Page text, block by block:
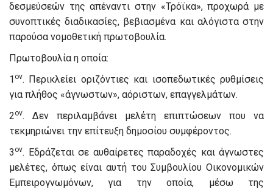
δεσμεύσεών της απέναντι στην «Τρόϊκα», προχωρά με
συνοπτικές διαδικασίες, βεβιασμένα και αλόγιστα στην
παρούσα νομοθετική πρωτοβουλία.
Πρωτοβουλία η οποία:
1 ον. Περικλείει οριζόντιες και ισοπεδωτικές ρυθμίσεις
για πλήθος «άγνωστων», αόριστων, επαγγελμάτων.
2ον. Δεν περιλαμβάνει μελέτη επιπτώσεων που να
τεκμηριώνει την επίτευξη δημοσίου συμφέροντος.
3 ον. Εδράζεται σε αυθαίρετες παραδοχές και άγνωστες
μελέτες, όπως είναι αυτή του Συμβουλίου Οικονομικών
Εμπειρογνωμόνων, για την οποία, μέσω της